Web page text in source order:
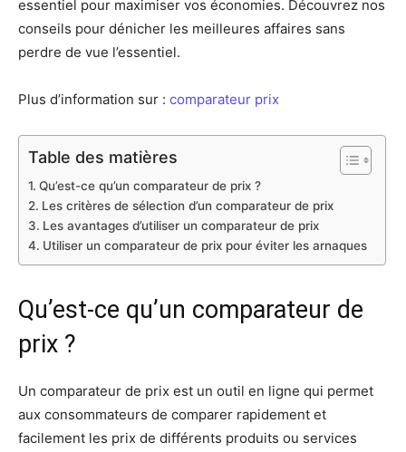
essentiel pour maximiser vos économies. Découvrez nos
conseils pour dénicher les meilleures affaires sans
perdre de vue l’essentiel.
Plus d’information sur : comparateur prix
Table des matières
Qu’est-ce qu’un comparateur de prix ?
Les critères de sélection d’un comparateur de prix
Les avantages d’utiliser un comparateur de prix
Utiliser un comparateur de prix pour éviter les arnaques
Qu’est-ce qu’un comparateur de
prix ?
Un comparateur de prix est un outil en ligne qui permet
aux consommateurs de comparer rapidement et
facilement les prix de différents produits ou services